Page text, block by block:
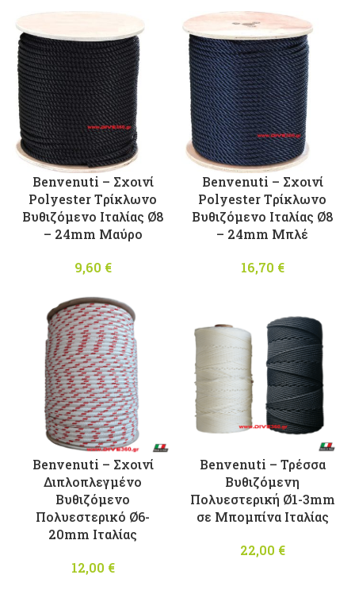
Benvenuti – Σχοινί
Polyester Tρίκλωνο
Βυθιζόμενο Ιταλίας Ø8
– 24mm Μαύρο
9,60 €
Benvenuti – Σχοινί
Polyester Tρίκλωνο
Βυθιζόμενο Ιταλίας Ø8
– 24mm Μπλέ
16,70 €
Benvenuti – Σχοινί
Διπλοπλεγμένο
Βυθιζόμενο
Πολυεστερικό Ø6-
20mm Ιταλίας
12,00 €
Benvenuti – Τρέσσα
Βυθιζόμενη
Πολυεστερική Ø1-3mm
σε Μπομπίνα Ιταλίας
22,00 €